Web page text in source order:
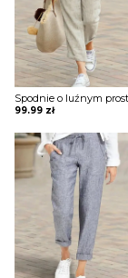
99.99 zł